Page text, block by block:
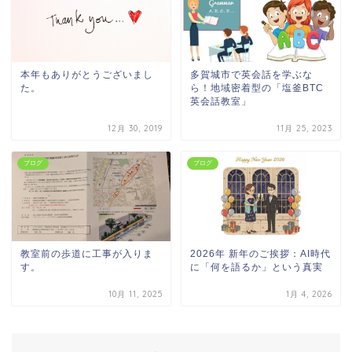
本年もありがとうございまし
た。
12月 30, 2019
多賀城市で英会話を学ぶな
ら！地域密着型の「塩釜BTC
英会話教室」
11月 25, 2023
ブログ
教室前の歩道に工事が入りま
す。
10月 11, 2025
ブログ
2026年 新年のご挨拶：AI時代
に「何を語るか」という真実
1月 4, 2026